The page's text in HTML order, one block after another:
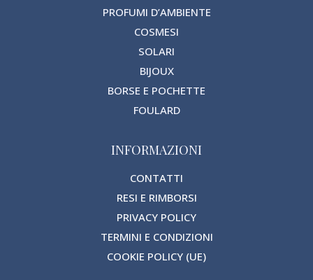
PROFUMI D’AMBIENTE
COSMESI
SOLARI
BIJOUX
BORSE E POCHETTE
FOULARD
INFORMAZIONI
CONTATTI
RESI E RIMBORSI
PRIVACY POLICY
TERMINI E CONDIZIONI
COOKIE POLICY (UE)